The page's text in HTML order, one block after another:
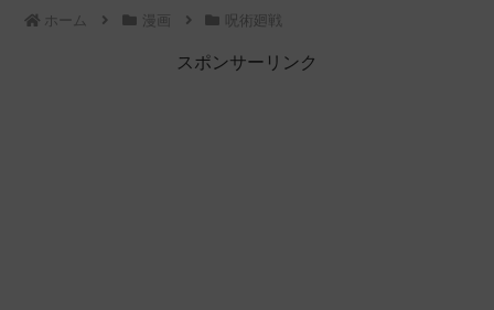
ホーム 漫画 呪術廻戦
スポンサーリンク